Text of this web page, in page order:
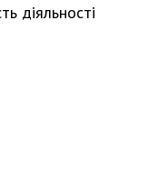
діяльності